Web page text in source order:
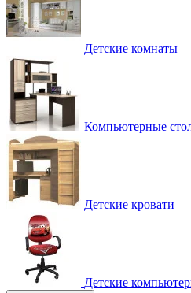
Детские комнаты
Компьютерные
Детские кровати
Детские